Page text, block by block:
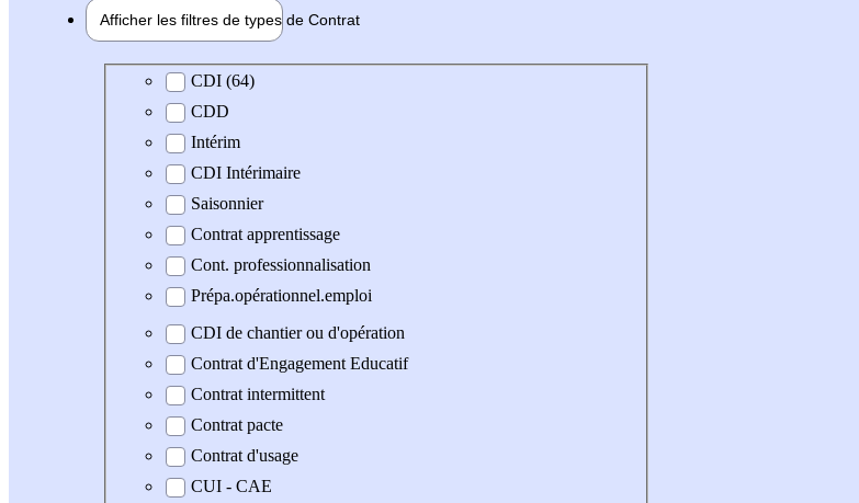
Afficher les filtres de types de Contrat
Type de contratCDI (64)
CDD
Intérim
CDI Intérimaire
Saisonnier
Contrat apprentissage
Cont. professionnalisation
Prépa.opérationnel.emploi
CDI de chantier ou d'opération
Contrat d'Engagement Educatif
Contrat intermittent
Contrat pacte
Contrat d'usage
CUI - CAE